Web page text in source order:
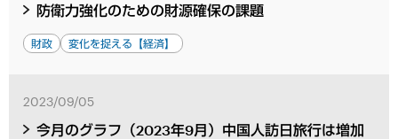
防衛力強化のための財源確保の課題
財政 変化を捉える【経済】
2023/09/05
今月のグラフ（2023年9月）中国人訪日旅行は増加